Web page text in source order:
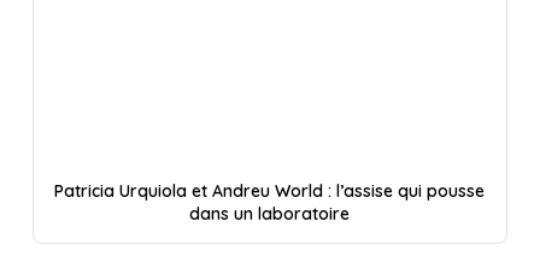
Patricia Urquiola et Andreu World : l’assise qui pousse
dans un laboratoire